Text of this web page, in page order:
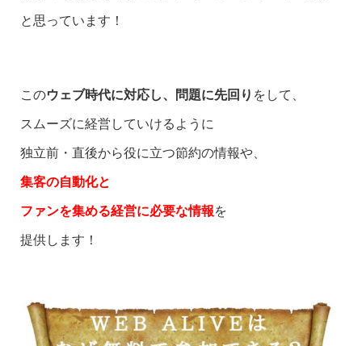
と思っています！
このウェブ時代に対応し、 問題に先回り をして、
スムーズに経営していけるように
独立前・直後から役に立つ節約の情報や、
集客の自動化と
ファンを集める経営に必要な情報を
提供します！